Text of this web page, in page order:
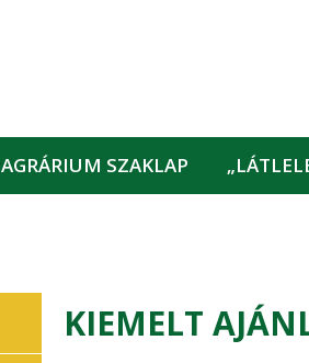
AGRÁRIUM SZAKLAP
KIEMELT